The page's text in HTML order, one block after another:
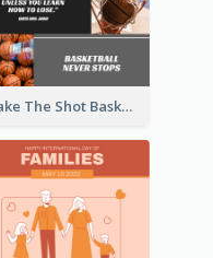
Take The Shot Basketball Instagram Post